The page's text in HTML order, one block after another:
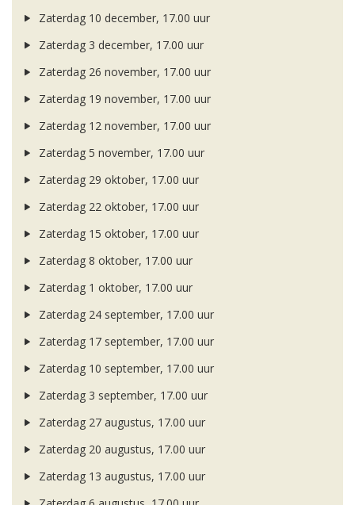
Zaterdag 10 december, 17.00 uur
Zaterdag 3 december, 17.00 uur
Zaterdag 26 november, 17.00 uur
Zaterdag 19 november, 17.00 uur
Zaterdag 12 november, 17.00 uur
Zaterdag 5 november, 17.00 uur
Zaterdag 29 oktober, 17.00 uur
Zaterdag 22 oktober, 17.00 uur
Zaterdag 15 oktober, 17.00 uur
Zaterdag 8 oktober, 17.00 uur
Zaterdag 1 oktober, 17.00 uur
Zaterdag 24 september, 17.00 uur
Zaterdag 17 september, 17.00 uur
Zaterdag 10 september, 17.00 uur
Zaterdag 3 september, 17.00 uur
Zaterdag 27 augustus, 17.00 uur
Zaterdag 20 augustus, 17.00 uur
Zaterdag 13 augustus, 17.00 uur